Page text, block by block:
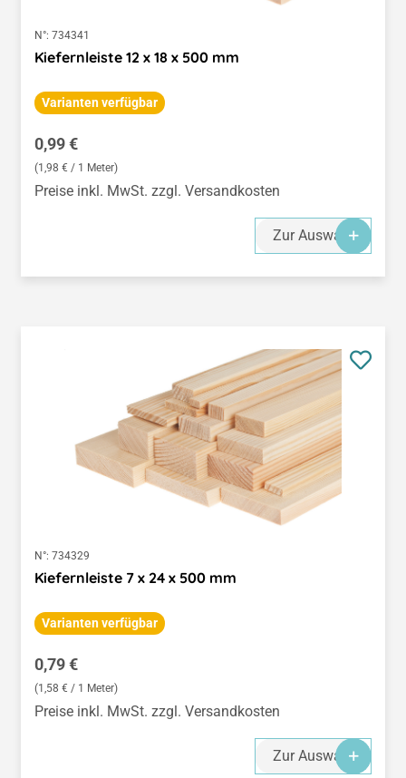
N°: 734341
Kiefernleiste 12 x 18 x 500 mm
Varianten verfügbar
Regulärer Preis:
0,99 €
(1,98 € / 1 Meter)
Preise inkl. MwSt. zzgl. Versandkosten
Zur Auswahl
N°: 734329
Kiefernleiste 7 x 24 x 500 mm
Varianten verfügbar
Regulärer Preis:
0,79 €
(1,58 € / 1 Meter)
Preise inkl. MwSt. zzgl. Versandkosten
Zur Auswahl